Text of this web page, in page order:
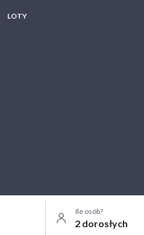
LOTY
Ile osób?